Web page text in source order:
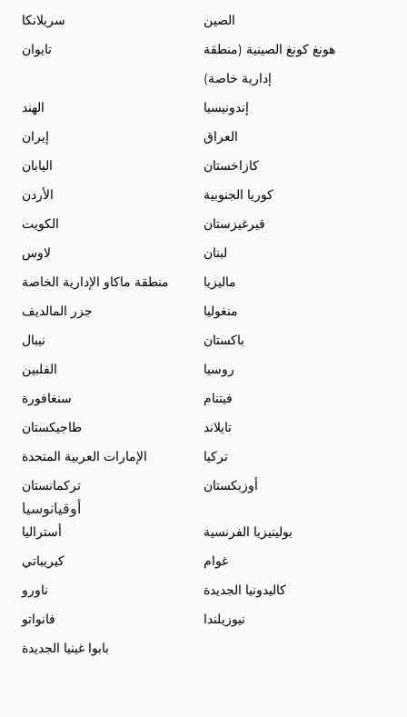
سريلانكا
الصين
تايوان
هونغ كونغ الصينية (منطقة
إدارية خاصة)
الهند
إندونيسيا
إيران
العراق
اليابان
كازاخستان
الأردن
كوريا الجنوبية
الكويت
قيرغيزستان
لاوس
لبنان
منطقة ماكاو الإدارية الخاصة
ماليزيا
جزر المالديف
منغوليا
نيبال
باكستان
الفلبين
روسيا
سنغافورة
فيتنام
طاجيكستان
تايلاند
الإمارات العربية المتحدة
تركيا
تركمانستان
أوزبكستان
أوقيانوسيا
أستراليا
بولينيزيا الفرنسية
كيريباتي
غوام
ناورو
كاليدونيا الجديدة
فانواتو
نيوزيلندا
بابوا غينيا الجديدة